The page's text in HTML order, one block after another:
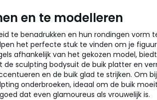
en te modelleren
te benadrukken en hun rondingen vorm
het perfecte stuk te vinden om je
afhankelijk van het gekozen model,
sculpting bodysuit de buik platter en
en de buik glad te strijken. Om
onderbroeken, ideaal om de buik
dat even glamoureus als vrouwelijk is.